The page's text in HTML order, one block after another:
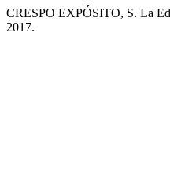
CRESPO EXPÓSITO, S. La
2017.